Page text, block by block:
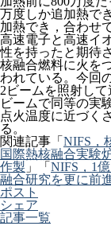
万度しか追加熱で
加熱でき，合わせ
高速電子と高速イ
性を持ったと期待
核融合燃料に火を
われている。今回
2ビームを照射し
ビームで同等の実
点火温度に近づく
る。
関連記事「 NIFS，
国際熱核融合実験
作製 」「 NIFS，1
融合研究を更に前
ポスト
シェア
記事一覧